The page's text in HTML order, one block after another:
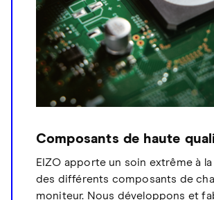
Composants de haute
EIZO apporte un soin extrême à
des différents composants de
moniteur. Nous développons et